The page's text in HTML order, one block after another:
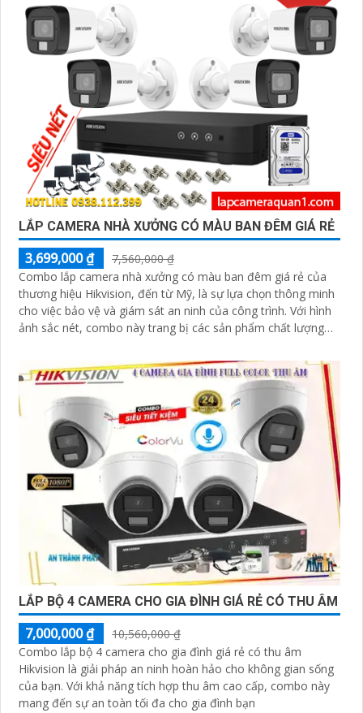
LẮP CAMERA NHÀ XƯỞNG CÓ MÀU BAN ĐÊM GIÁ RẺ
3,699,000 ₫
7,560,000 ₫
Combo lắp camera nhà xưởng có màu ban đêm giá rẻ của
thương hiệu Hikvision, đến từ Mỹ, là sự lựa chọn thông minh
cho việc bảo vệ và giám sát an ninh của công trình. Với hình
ảnh sắc nét, combo này trang bị các sản phẩm chất lượng
LẮP BỘ 4 CAMERA CHO GIA ĐÌNH GIÁ RẺ CÓ THU ÂM
7,000,000 ₫
10,560,000 ₫
Combo lắp bộ 4 camera cho gia đình giá rẻ có thu âm
Hikvision là giải pháp an ninh hoàn hảo cho không gian sống
của bạn. Với khả năng tích hợp thu âm cao cấp, combo này
mang đến sự an toàn tối đa cho gia đình bạn